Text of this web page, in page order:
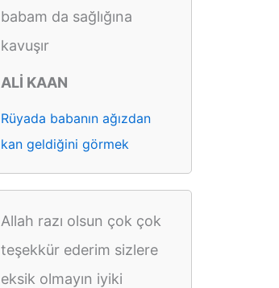
babam da sağlığına
kavuşır
ALİ KAAN
Rüyada babanın ağızdan
kan geldiğini görmek
Allah razı olsun çok çok
teşekkür ederim sizlere
eksik olmayın iyiki